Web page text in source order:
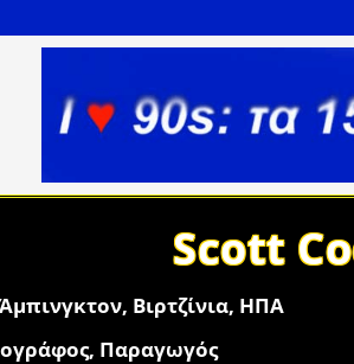
Scott
Βιρτζίνια, ΗΠΑ
Παραγωγός